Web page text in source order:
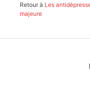
Retour à Les
majeure